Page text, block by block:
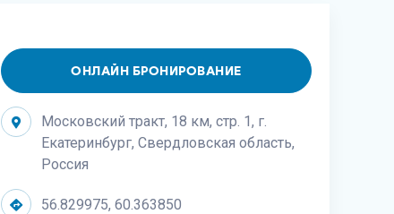
ОНЛАЙН БРОНИРОВАНИЕ
Московский тракт, 18 км, стр. 1, г.
Екатеринбург, Свердловская область,
Россия
56.829975, 60.363850